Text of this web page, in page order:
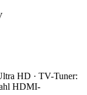
HD · TV-Tuner:
HDMI-